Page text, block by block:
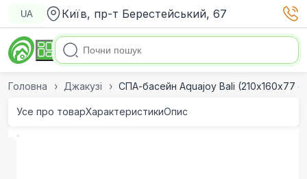
UA Київ, пр-т Берестейський, 67
Головна Джакузі СПА-басейн Aquajoy Bali (210х160х77
Усе про товарХарактеристикиОпис